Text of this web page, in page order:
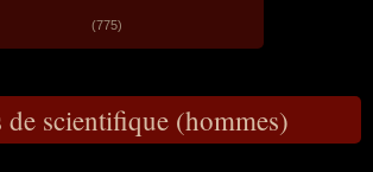
(775)
de scientifique (hommes)